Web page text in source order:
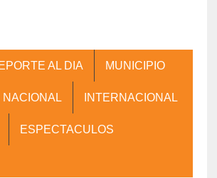
AL DIA MUNICIPIO
NACIONAL INTERNACIONAL
ESPECTACULOS